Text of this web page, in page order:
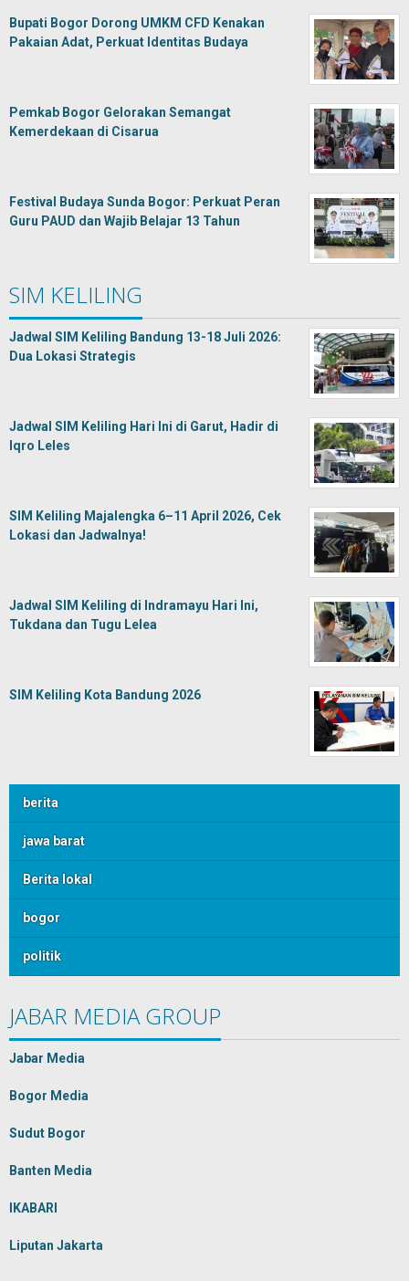
Bupati Bogor Dorong UMKM CFD Kenakan
Pakaian Adat, Perkuat Identitas Budaya
Pemkab Bogor Gelorakan Semangat
Kemerdekaan di Cisarua
Festival Budaya Sunda Bogor: Perkuat Peran
Guru PAUD dan Wajib Belajar 13 Tahun
SIM KELILING
Jadwal SIM Keliling Bandung 13-18 Juli 2026:
Dua Lokasi Strategis
Jadwal SIM Keliling Hari Ini di Garut, Hadir di
Iqro Leles
SIM Keliling Majalengka 6–11 April 2026, Cek
Lokasi dan Jadwalnya!
Jadwal SIM Keliling di Indramayu Hari Ini,
Tukdana dan Tugu Lelea
SIM Keliling Kota Bandung 2026
berita
jawa barat
Berita lokal
bogor
politik
JABAR MEDIA GROUP
Jabar Media
Bogor Media
Sudut Bogor
Banten Media
IKABARI
Liputan Jakarta